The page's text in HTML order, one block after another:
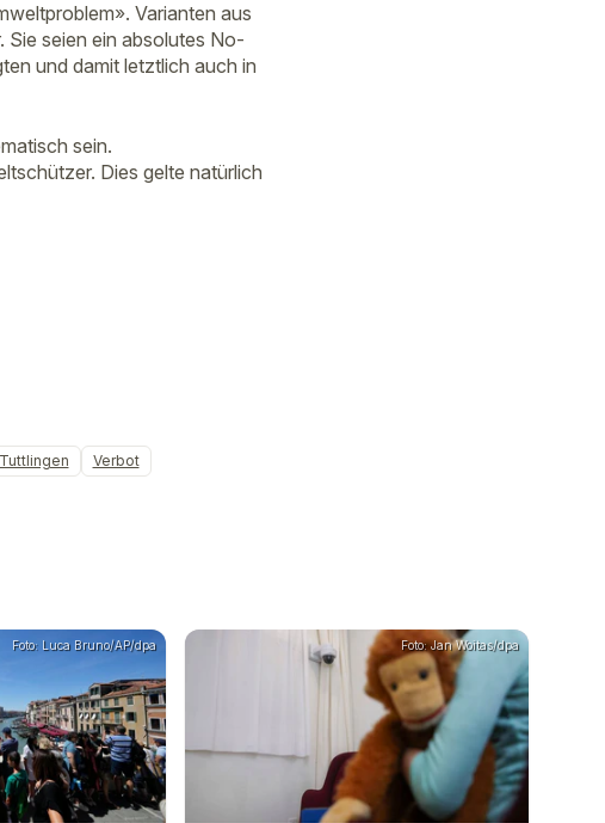
Varianten aus
Sie seien ein absolutes No-
und damit letztlich auch in
sein.
Dies gelte natürlich
Tuttlingen Verbot
Foto: Luca Bruno/AP/dpa Foto: Jan Woitas/dpa